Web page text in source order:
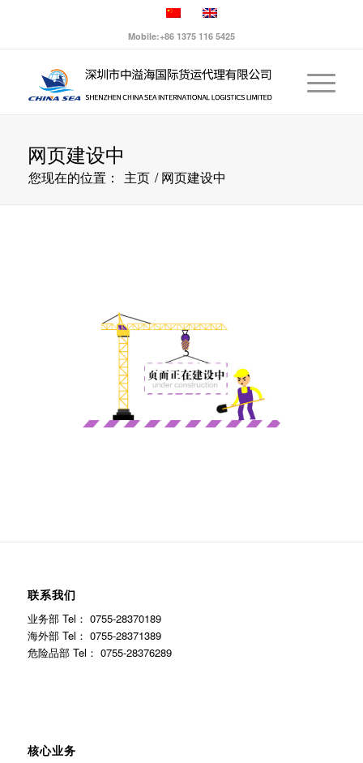
Mobile:+86 1375 116 5425
网页建设中
您现在的位置： 主页 / 网页建设中
联系我们
业务部 Tel： 0755-28370189
海外部 Tel： 0755-28371389
危险品部 Tel： 0755-28376289
核心业务